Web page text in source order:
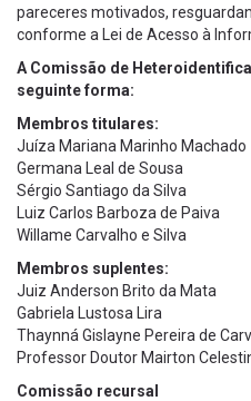
pareceres motivados,
conforme a Lei de Acesso à
A Comissão de
seguinte forma:
Membros titulares:
Juíza Mariana Marinho Machado
Germana Leal de Sousa
Sérgio Santiago da Silva
Luiz Carlos Barboza de Paiva
Willame Carvalho e Silva
Membros suplentes:
Juiz Anderson Brito da Mata
Gabriela Lustosa Lira
Thaynná Gislayne Pereira de
Professor Doutor Mairton
Comissão recursal